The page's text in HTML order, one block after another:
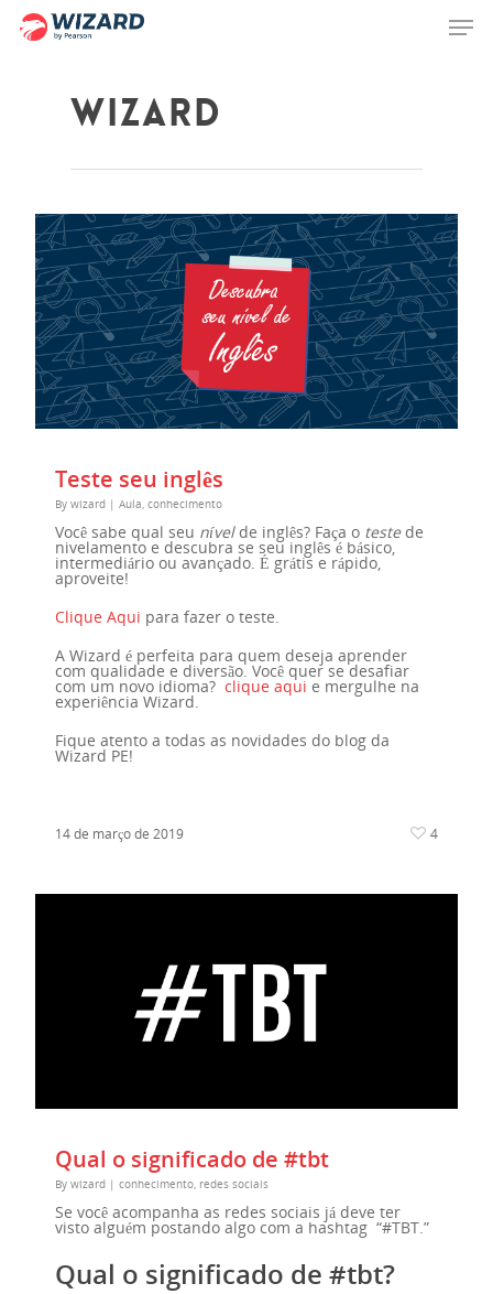
wizard
Teste seu inglês
By wizard | Aula, conhecimento
Você sabe qual seu nívelde inglês? Faça o testede
nivelamento e descubra se seu inglês é básico,
intermediário ou avançado. É grátis e rápido,
aproveite!
Clique Aqui para fazer o teste.
A Wizard é perfeita para quem deseja aprender
com qualidade e diversão. Você quer se desafiar
com um novo idioma? clique aqui e mergulhe na
experiência Wizard.
Fique atento a todas as novidades do blog da
Wizard PE!
14 de março de 2019 4
Qual o significado de #tbt
By wizard | conhecimento, redes sociais
Se você acompanha as redes sociais já deve ter
visto alguém postando algo com a hashtag “#TBT.”
Qual o significado de #tbt?